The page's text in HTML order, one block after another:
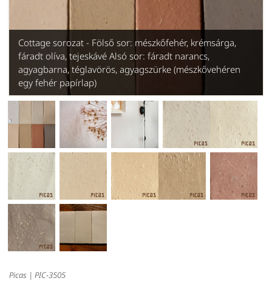
Cottage sorozat - Fölső sor: mészkőfehér, krémsárga,
fáradt olíva, tejeskávé Alsó sor: fáradt narancs,
agyagbarna, téglavörös, agyagszürke (mészkővehéren
egy fehér papírlap)
Picas | PIC-3505